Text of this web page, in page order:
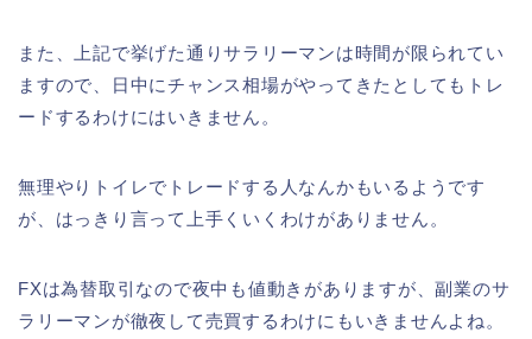
また、上記で挙げた通りサラリーマンは時間が限られてい
ますので、日中にチャンス相場がやってきたとしてもトレ
ードするわけにはいきません。
無理やりトイレでトレードする人なんかもいるようです
が、はっきり言って上手くいくわけがありません。
FXは為替取引なので夜中も値動きがありますが、副業のサ
ラリーマンが徹夜して売買するわけにもいきませんよね。